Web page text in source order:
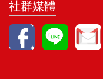
社群媒體